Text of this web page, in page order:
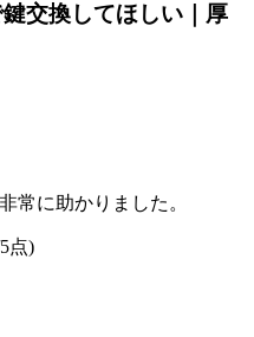
交換してほしい｜厚
常に助かりました。
点)